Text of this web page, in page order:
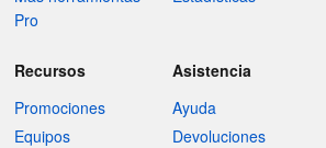
Pro
Recursos
Promociones
Equipos
Asistencia
Ayuda
Devoluciones